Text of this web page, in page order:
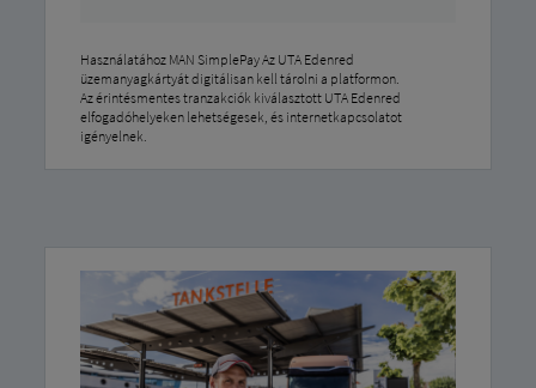
Használatához MAN SimplePay Az UTA Edenred
üzemanyagkártyát digitálisan kell tárolni a platformon.
Az érintésmentes tranzakciók kiválasztott UTA Edenred
elfogadóhelyeken lehetségesek, és internetkapcsolatot
igényelnek.